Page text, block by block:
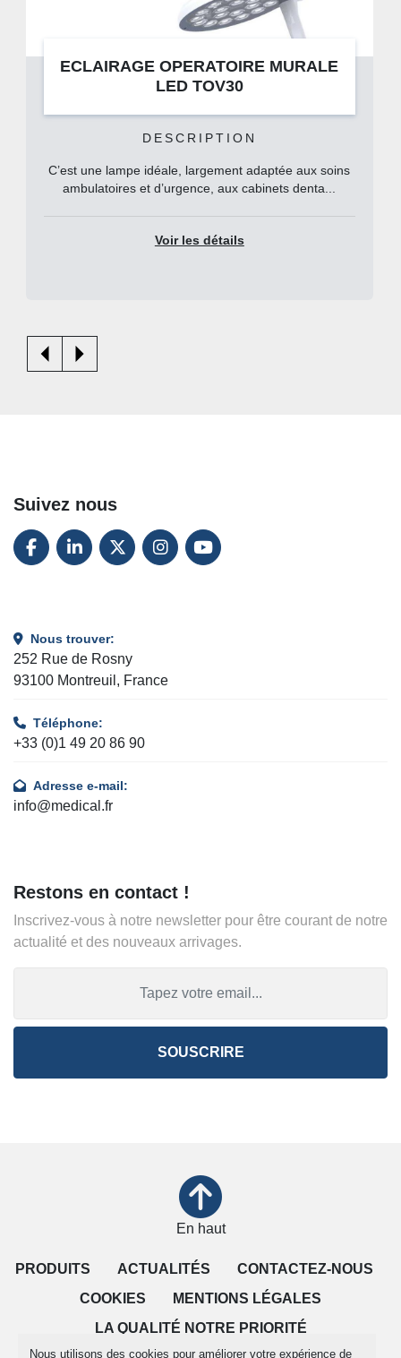
Nous utilisons des cookies pour améliorer votre expérience de
ECLAIRAGE OPERATOIRE MURALE
LED TOV30
DESCRIPTION
C’est une lampe idéale, largement adaptée aux soins
ambulatoires et d’urgence, aux cabinets denta...
Voir les détails
Suivez nous
FACEBOOK
LINKEDINTWITTERINSTAGRAM
YOUTUBE
Nous trouver:
252 Rue de Rosny
93100 Montreuil, France
Téléphone:
+33 (0)1 49 20 86 90
Adresse e-mail:
info@medical.fr
Restons en contact !
Inscrivez-vous à notre newsletter pour être courant de notre
actualité et des nouveaux arrivages.
SOUSCRIRE
PRODUITS ACTUALITÉS
CONTACTEZ-NOUS
COOKIES
MENTIONS LÉGALES
LA QUALITÉ NOTRE PRIORITÉ
En haut